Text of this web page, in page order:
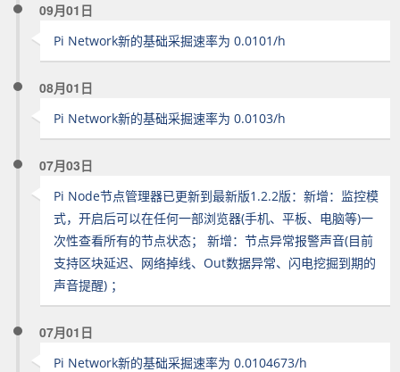
09月01日
Pi Network新的基础采掘速率为 0.0101/h
08月01日
Pi Network新的基础采掘速率为 0.0103/h
07月03日
Pi Node节点管理器已更新到最新版1.2.2版：新增：监控模
式，开启后可以在任何一部浏览器(手机、平板、电脑等)一
次性查看所有的节点状态； 新增：节点异常报警声音(目前
支持区块延迟、网络掉线、Out数据异常、闪电挖掘到期的
声音提醒) ；
07月01日
Pi Network新的基础采掘速率为 0.0104673/h